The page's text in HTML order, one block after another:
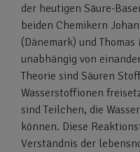
der heutigen Säure-
beiden Chemikern
(Dänemark) und
unabhängig von
Theorie sind Säuren
Wasserstoffionen
sind Teilchen, die
können. Diese
Verständnis der